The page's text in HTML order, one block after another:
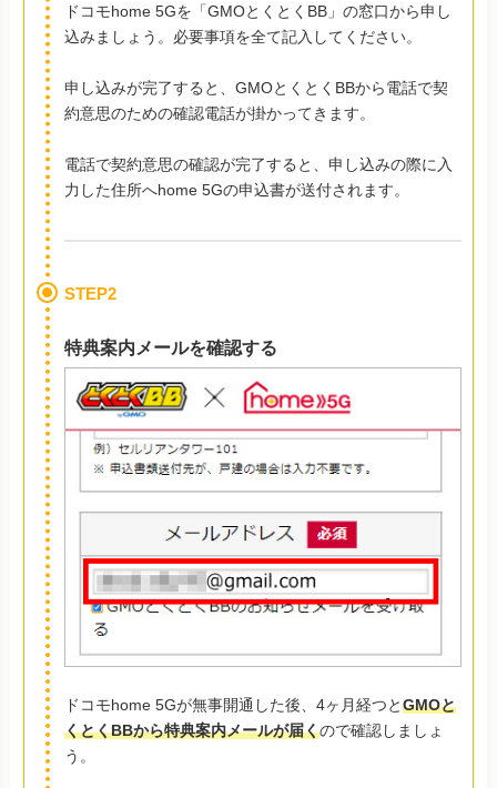
ドコモhome 5Gを「GMOとくとくBB」の窓口から申し
込みましょう。必要事項を全て記入してください。
申し込みが完了すると、GMOとくとくBBから電話で契
約意思のための確認電話が掛かってきます。
電話で契約意思の確認が完了すると、申し込みの際に入
力した住所へhome 5Gの申込書が送付されます。
STEP2
特典案内メールを確認する
ドコモhome 5Gが無事開通した後、4ヶ月経つとGMOと
くとくBBから特典案内メールが届くので確認しましょ
う。